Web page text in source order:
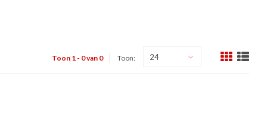
Toon 1 - 0 van 0 Toon: 24